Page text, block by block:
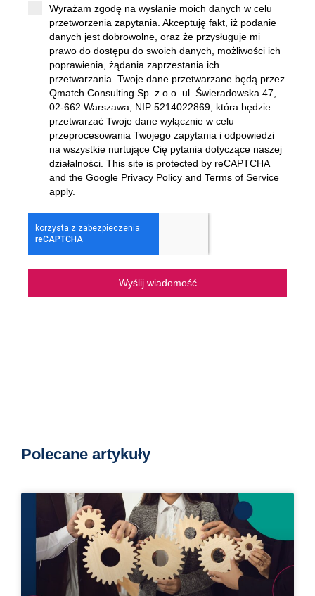
Wyrażam zgodę na wysłanie moich danych w celu
przetworzenia zapytania. Akceptuję fakt, iż podanie
danych jest dobrowolne, oraz że przysługuje mi
prawo do dostępu do swoich danych, możliwości ich
poprawienia, żądania zaprzestania ich
przetwarzania. Twoje dane przetwarzane będą przez
Qmatch Consulting Sp. z o.o. ul. Świeradowska 47,
02-662 Warszawa , NIP:5214022869, która będzie
przetwarzać Twoje dane wyłącznie w celu
przeprocesowania Twojego zapytania i odpowiedzi
na wszystkie nurtujące Cię pytania dotyczące naszej
działalności. This site is protected by reCAPTCHA
and the Google Privacy Policy and Terms of Service
apply.
Wyślij wiadomość
Polecane artykuły